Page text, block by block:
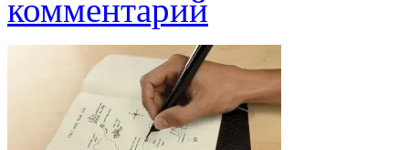
комментарий